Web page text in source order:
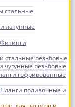
стальные
латунные
Фитинги
стальные резьбовые
чугунные резьбовые
гофрированные
поливочные и